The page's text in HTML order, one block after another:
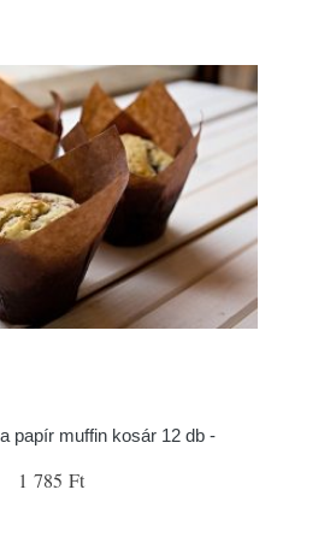
papír muffin kosár 12 db -
1 785 Ft